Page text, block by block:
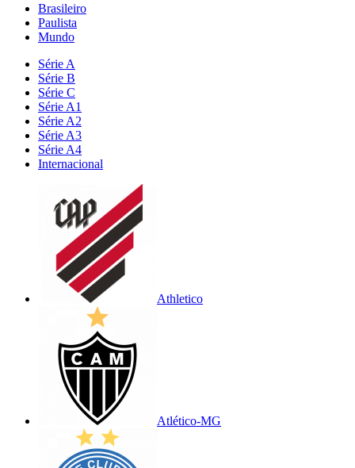
Brasileiro
Paulista
Mundo
Série A
Série B
Série C
Série A1
Série A2
Série A3
Série A4
Internacional
Athletico
Atlético-MG